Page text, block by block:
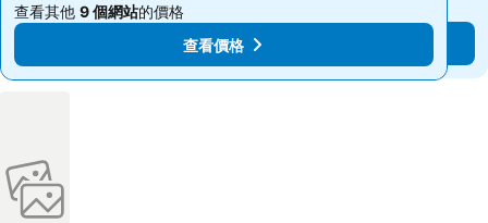
查看其他 9 個網站的價格
查看價格
查看其他 9 個網站的價格
查看價格